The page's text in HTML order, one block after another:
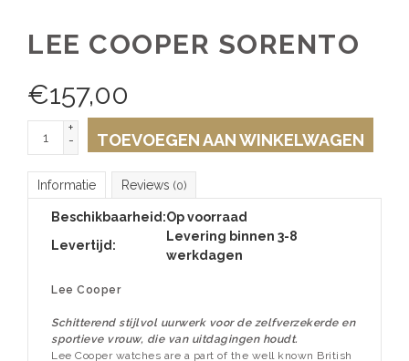
LEE COOPER SORENTO
€157,00
+
-
TOEVOEGEN AAN WINKELWAGEN
Informatie Reviews (0)
Beschikbaarheid:Op voorraad
Levertijd:
Levering binnen 3-8
werkdagen
Lee Cooper
Schitterend stijlvol uurwerk voor de zelfverzekerde en
sportieve vrouw, die van uitdagingen houdt.
Lee Cooper watches are a part of the well known British